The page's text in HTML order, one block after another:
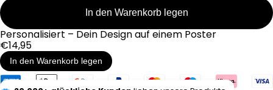
In den Warenkorb legen
Personalisiert – Dein Design auf einem Poster
Regulärer
Preis
€14,95
In den Warenkorb legen